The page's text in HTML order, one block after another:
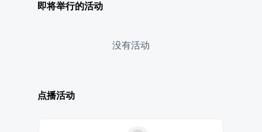
即将举行的活动
没有活动
点播活动